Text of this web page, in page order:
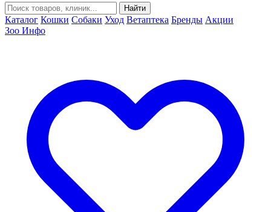
Найти
Каталог Кошки Собаки Уход Ветаптека Бренды Акции
Зоо Инфо